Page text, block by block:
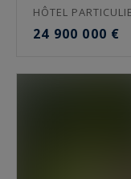
HÔTEL
24 900 000 €